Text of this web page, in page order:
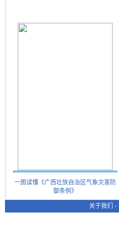
一图读懂《广西壮族自治区气象灾害防
御条例》
关于我们 -